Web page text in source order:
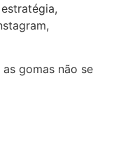
gomas não se